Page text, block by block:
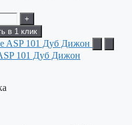
+
в 1 клик
101 Дуб Дижон